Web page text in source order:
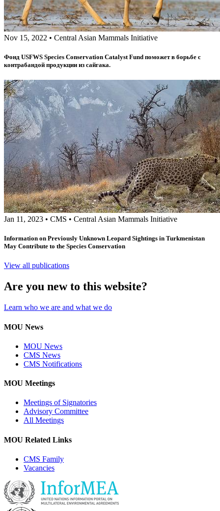
Nov 15, 2022 • Central Asian Mammals Initiative
Фонд USFWS Species Conservation Catalyst Fund поможет в борьбе с
контрабандой продукции из сайгака.
Jan 11, 2023 • CMS • Central Asian Mammals Initiative
Information on Previously Unknown Leopard Sightings in Turkmenistan
May Contribute to the Species Conservation
View all publications
Are you new to this website?
Learn who we are and what we do
MOU News
MOU News
CMS News
CMS Notifications
MOU Meetings
Meetings of Signatories
Advisory Committee
All Meetings
MOU Related Links
CMS Family
Vacancies